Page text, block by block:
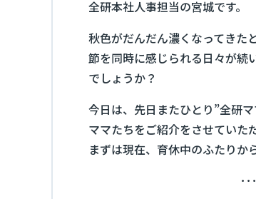
全研本社人事担当の宮城です。
秋色がだんだん濃くなってきた
節を同時に感じられる日々が続
でしょうか？
今日は、先日またひとり”全研
ママたちをご紹介をさせていた
まずは現在、育休中のふたりから
･